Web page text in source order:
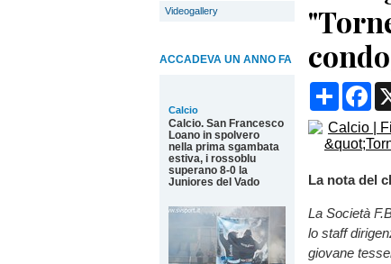
Videogallery
ACCADEVA UN ANNO FA
Calcio
Calcio. San Francesco
Loano in spolvero
nella prima sgambata
estiva, i rossoblu
superano 8-0 la
Juniores del Vado
La nota del
La Società
lo staff
giovane